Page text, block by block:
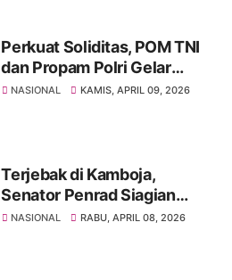
Perkuat Soliditas, POM TNI
dan Propam Polri Gelar
Coffee Morning & Halal
NASIONAL KAMIS, APRIL 09, 2026
Terjebak di Kamboja,
Senator Penrad Siagian
kembali Bantu Pemulangan
NASIONAL RABU, APRIL 08, 2026